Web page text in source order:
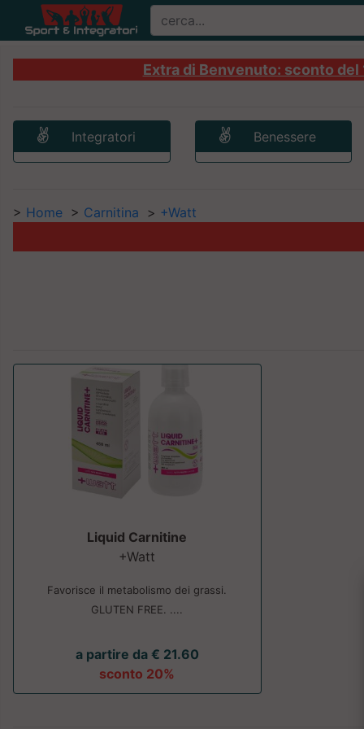
Extra di Benvenuto: sconto
Integratori Benessere
> Home > Carnitina > +Watt
Liquid Carnitine
+Watt
Favorisce il metabolismo dei grassi.
GLUTEN FREE. ....
a partire da € 21.60
sconto 20%